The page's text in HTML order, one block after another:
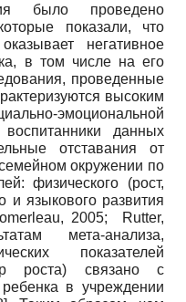
было проведено
показали, что
негативное
в том числе на его
проведенные
высоким
эмоциональной
данных
отставания от
окружении по
физического (рост,
и языкового развития
2005;
Rutter,
мета-анализа,
показателей
роста) связано с
в учреждении